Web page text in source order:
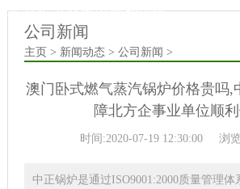
北方企事业单位顺利供暖
公司新闻
主页 > 新闻动态 > 公司新闻 >
澳门卧式燃气蒸汽锅炉价格贵吗,
障北方企事业单位顺
时间:2020-07-19 12:30:00 浏
中正锅炉是通过ISO9001:2000质量管理体